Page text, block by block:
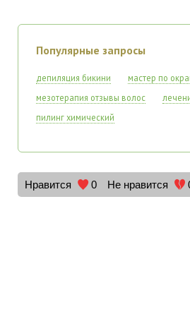
Популярные запросы
депиляция бикини
мастер по
мезотерапия отзывы волос
пилинг химический
Нравится 0 Не нравится